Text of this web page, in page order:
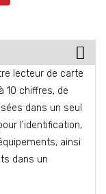
lecteur de carte
10 chiffres, de
dans un seul
l'identification,
ainsi
dans un